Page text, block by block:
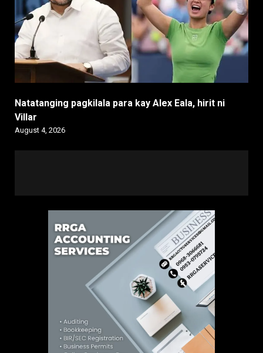
Natatanging pagkilala para kay Alex Eala, hirit ni
Villar
August 4, 2026